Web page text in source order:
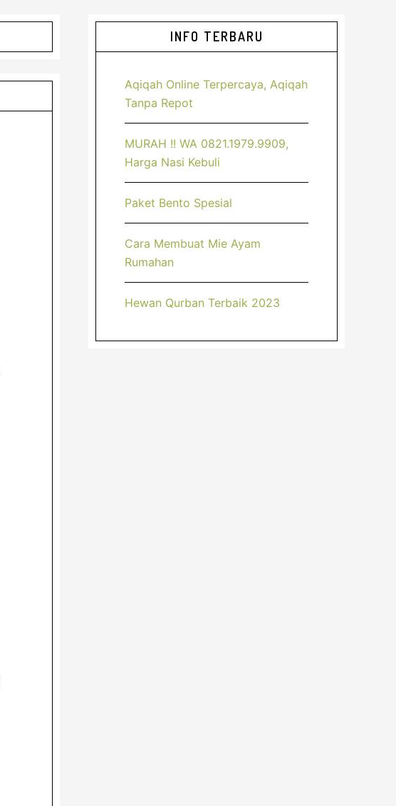
Sidebar
Utama
INFO TERBARU
Aqiqah Online Terpercaya, Aqiqah
Tanpa Repot
MURAH !! WA 0821.1979.9909,
Harga Nasi Kebuli
Paket Bento Spesial
Cara Membuat Mie Ayam
Rumahan
Hewan Qurban Terbaik 2023